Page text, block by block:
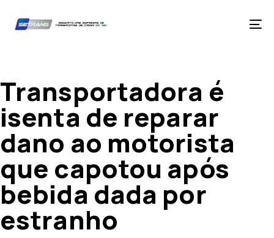
primary
Transportadora é
isenta de reparar
dano ao motorista
que capotou após
bebida dada por
estranho